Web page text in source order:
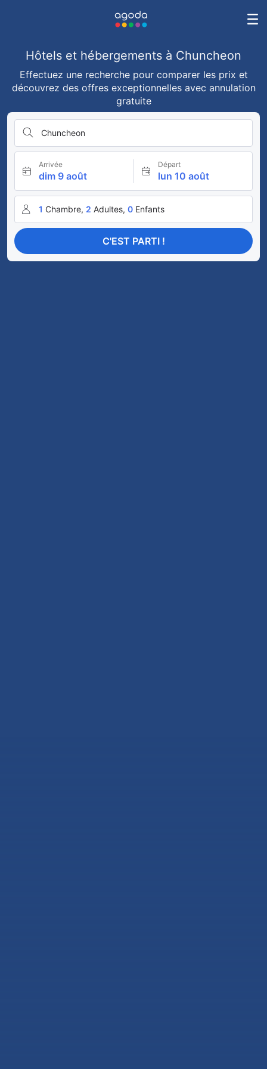
Hôtels et hébergements à Chuncheon
Effectuez une recherche pour comparer les prix et
découvrez des offres exceptionnelles avec annulation
gratuite
Chuncheon
Arrivée
dim 9 août
Départ
lun 10 août
1 Chambre, 2 Adultes, 0 Enfants
C'EST PARTI !